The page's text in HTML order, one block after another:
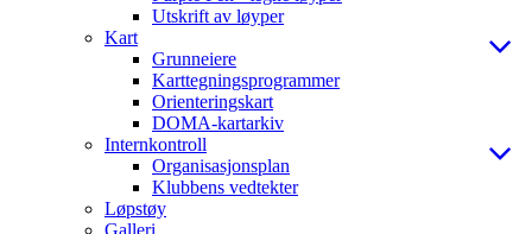
Utskrift av løyper
Kart
Grunneiere
Karttegningsprogrammer
Orienteringskart
DOMA-kartarkiv
Internkontroll
Organisasjonsplan
Klubbens vedtekter
Løpstøy
Galleri